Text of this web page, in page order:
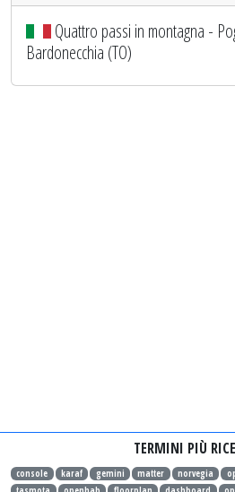
Quattro passi in montagna -
Bardonecchia (TO)
TERMINI PIÙ
console karaf gemini matter norvegia